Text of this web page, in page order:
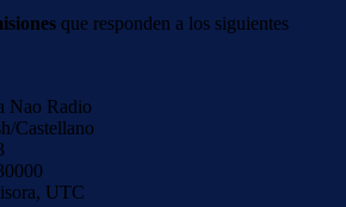
que responden a los siguientes
Nao Radio
Castellano
UTC